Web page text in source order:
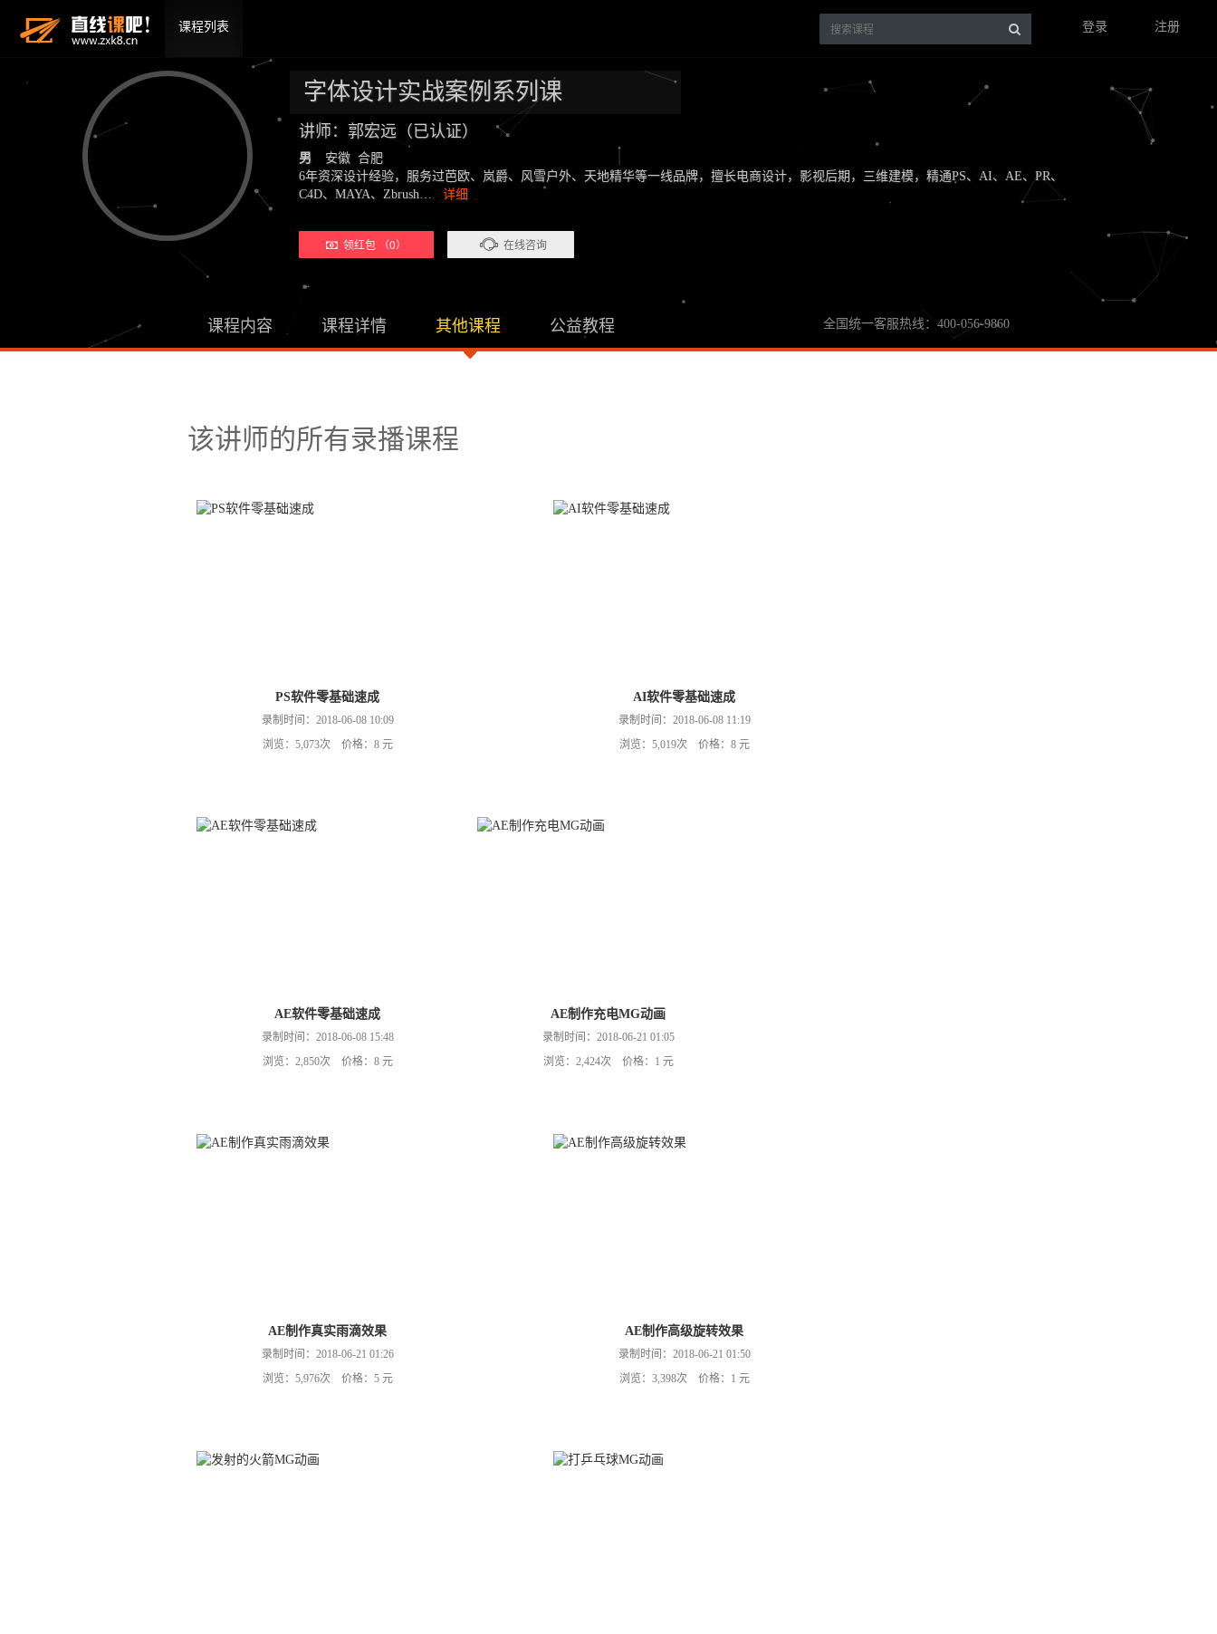
课程列表 登录 注册
字体设计实战案例系列课
讲师：郭宏远（已认证）
男
安徽 合肥
6年资深设计经验，服务过芭欧、岚爵、风雪户外、天地精华等一线品牌，擅长电商设计，影视后期，三维建模，精通PS、AI、AE、PR、
C4D、MAYA、Zbrush… 详细
领红包 （0） 在线咨询
课程内容 课程详情 其他课程 公益教程 全国统一客服热线：400-056-9860
该讲师的所有录播课程
PS软件零基础速成
录制时间：2018-06-08 10:09
浏览：5,073次 价格：8 元
AI软件零基础速成
录制时间：2018-06-08 11:19
浏览：5,019次 价格：8 元
AE软件零基础速成
录制时间：2018-06-08 15:48
浏览：2,850次 价格：8 元
AE制作充电MG动画
录制时间：2018-06-21 01:05
浏览：2,424次 价格：1 元
AE制作真实雨滴效果
录制时间：2018-06-21 01:26
浏览：5,976次 价格：5 元
AE制作高级旋转效果
录制时间：2018-06-21 01:50
浏览：3,398次 价格：1 元